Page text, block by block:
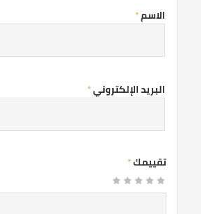
الاسم*
البريد الإلكتروني*
تقييمك*
1
23 من
4 من
5 من أصل 5